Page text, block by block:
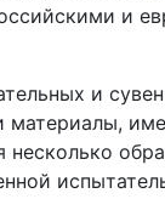
и
и
материалы,
несколько